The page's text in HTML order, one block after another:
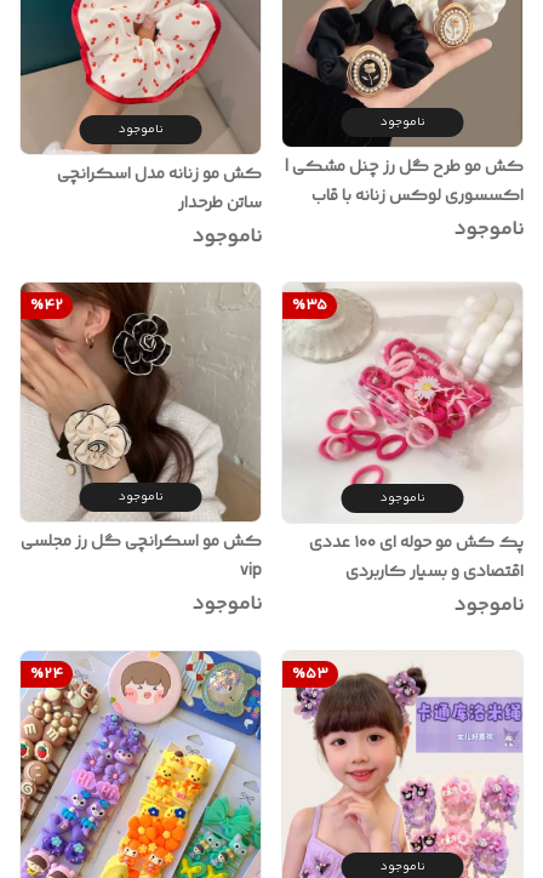
ناموجود
کش مو طرح گل رز چنل مشکی |
اکسسوری لوکس زنانه با قاب
طلایی و مروارید
ناموجود
ناموجود
کش مو زنانه مدل اسکرانچی
ساتن طرحدار
ناموجود
%35
ناموجود
پک کش مو حوله ای ۱۰۰ عددی
اقتصادی و بسیار کاربردی
ناموجود
%42
ناموجود
کش مو اسکرانچی گل رز مجلسی
vip
ناموجود
%53
ناموجود
%24